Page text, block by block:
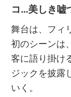
コ…美しき嘘
舞台は、フィ
初のシーンは
客に語り掛け
ジックを披露
いく。